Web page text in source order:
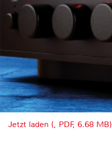
Jetzt laden (, PDF, 6.68 MB)